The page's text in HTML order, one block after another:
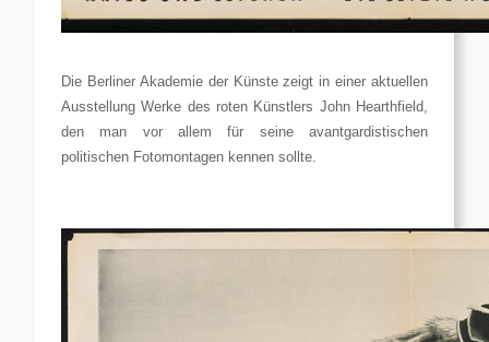
Die Berliner Akademie der Künste zeigt in einer aktuellen
Ausstellung Werke des roten Künstlers John Hearthfield,
den man vor allem für seine avantgardistischen
politischen Fotomontagen kennen sollte.